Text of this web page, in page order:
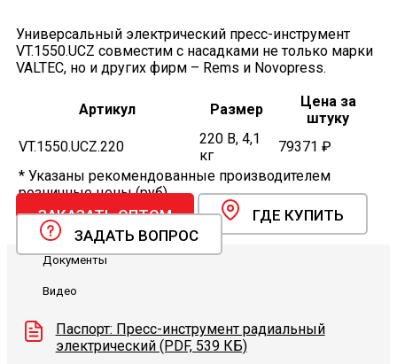
Универсальный электрический пресс-инструмент
VT.1550.UCZ совместим с насадками не только марки
VALTEC, но и других фирм – Rems и Novopress.
Артикул Размер
Цена за
штуку
VT.1550.UCZ.220
220 В, 4,1
кг
79371 ₽
* Указаны рекомендованные производителем
розничные цены (руб).
ЗАКАЗАТЬ ОПТОМ
ГДЕ КУПИТЬ
ЗАДАТЬ ВОПРОС
Документы
Видео
Паспорт: Пресс-инструмент радиальный
электрический (PDF, 539 КБ)